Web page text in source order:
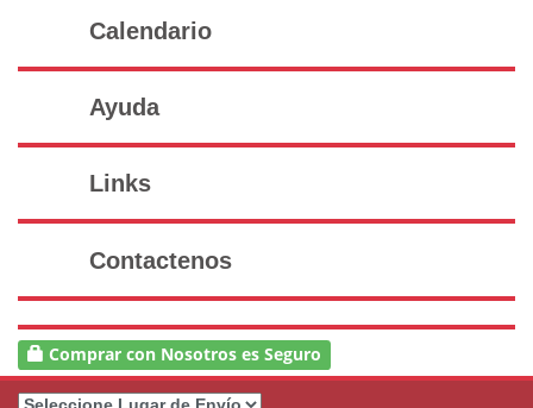
Calendario
Ayuda
Links
Contactenos
Comprar con Nosotros es Seguro